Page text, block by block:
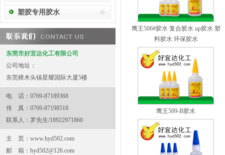
塑胶专用胶水
东莞市好宜达化工有限公司
公司地址：
东莞樟木头镇星耀国际大厦5楼
电 话：0769-87189368
传 真：0769-87198518
联系人：罗先生/18922971860
主 页： www.hyd502.com
邮 箱： hyd502@126.com
鹰王506#胶水 复合胶水 up胶水 塑
料胶水 环保胶水
鹰王509-B胶水